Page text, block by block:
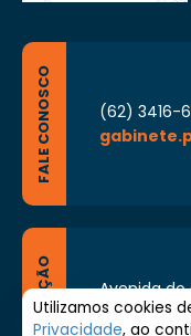
FALE CONOSCO
(62) 3416-
LOCALIZAÇÃO
Avenida do
Goiânia -
Segunda à
Utilizamos cookies
Privacidade, ao